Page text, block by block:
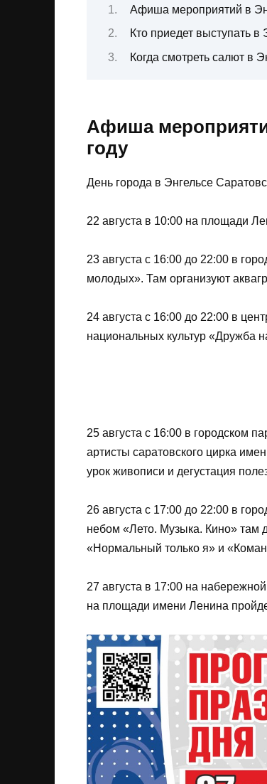
Афиша мероприятий в
Кто приедет выступать в
Когда смотреть салют в
Афиша
году
День города в Энгельсе
22 августа в 10:00 на площади
23 августа с 16:00 до 22:00 в
молодых». Там организуют
24 августа с 16:00 до 22:00 в
национальных культур «Дружба
25 августа с 16:00 в городском
артисты саратовского цирка
урок живописи и дегустация
26 августа с 17:00 до 22:00 в
небом «Лето. Музыка. Кино» там
«Нормальный только я» и
27 августа в 17:00 на
на площади имени Ленина